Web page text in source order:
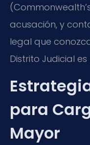
acusación, y
legal que
Distrito Judicial
para
Mayor